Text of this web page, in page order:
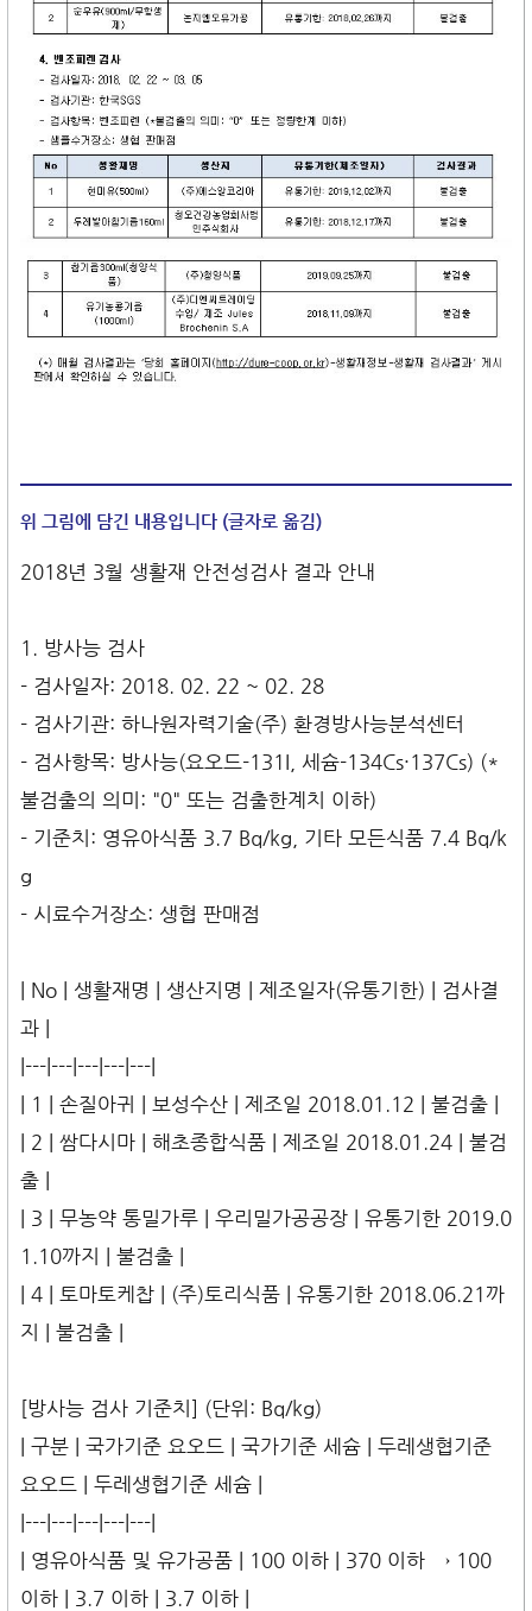
위 그림에 담긴 내용입니다 (글자로 옮김)
2018년 3월 생활재 안전성검사 결과 안내
1. 방사능 검사
- 검사일자: 2018. 02. 22 ~ 02. 28
- 검사기관: 하나원자력기술(주) 환경방사능분석센터
- 검사항목: 방사능(요오드-131I, 세슘-134Cs·137Cs) (*
불검출의 의미: "0" 또는 검출한계치 이하)
- 기준치: 영유아식품 3.7 Bq/kg, 기타 모든식품 7.4 Bq/k
g
- 시료수거장소: 생협 판매점
| No | 생활재명 | 생산지명 | 제조일자(유통기한) | 검사결
과 |
|---|---|---|---|---|
| 1 | 손질아귀 | 보성수산 | 제조일 2018.01.12 | 불검출 |
| 2 | 쌈다시마 | 해초종합식품 | 제조일 2018.01.24 | 불검
출 |
| 3 | 무농약 통밀가루 | 우리밀가공공장 | 유통기한 2019.0
1.10까지 | 불검출 |
| 4 | 토마토케찹 | (주)토리식품 | 유통기한 2018.06.21까
지 | 불검출 |
[방사능 검사 기준치] (단위: Bq/kg)
| 구분 | 국가기준 요오드 | 국가기준 세슘 | 두레생협기준
요오드 | 두레생협기준 세슘 |
|---|---|---|---|---|
| 영유아식품 및 유가공품 | 100 이하 | 370 이하 → 100
이하 | 3.7 이하 | 3.7 이하 |